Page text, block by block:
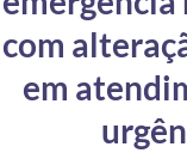
Ministério da Mulher, da
Secretaria de Governo
com
em